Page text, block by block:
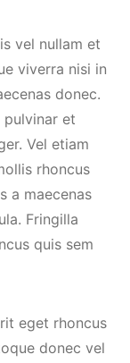
vel nullam et
viverra nisi in
donec.
et
Vel etiam
rhoncus
a maecenas
Fringilla
quis sem
eget rhoncus
donec vel